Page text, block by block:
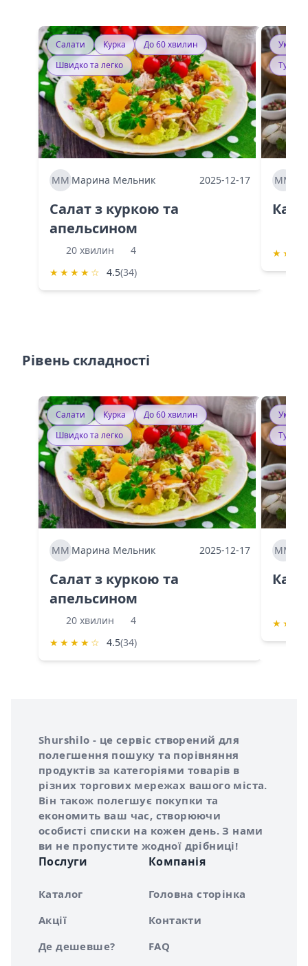
Салати Курка
До 60 хвилин
Швидко та легко
ММ Марина Мельник 2025-12-17
Салат з куркою та
апельсином
20 хвилин
4
★ ★ ★ ★ ☆ 4.5(34)
ММ
★ ★
Рівень складності
Салати Курка
До 60 хвилин
Швидко та легко
ММ Марина Мельник 2025-12-17
Салат з куркою та
апельсином
20 хвилин
4
★ ★ ★ ★ ☆ 4.5(34)
ММ
★ ★
Про сервіс Shurshilo
Shurshilo - це сервіс створений для
полегшення пошуку та порівняння
продуктів за категоріями товарів в
різних торгових мережах вашого міста.
Він також полегшує покупки та
економить ваш час, створюючи
особисті списки на кожен день. З нами
ви не пропустите жодної дрібниці!
Послуги
Каталог
Акції
Де дешевше?
Компанія
Головна сторінка
Контакти
FAQ